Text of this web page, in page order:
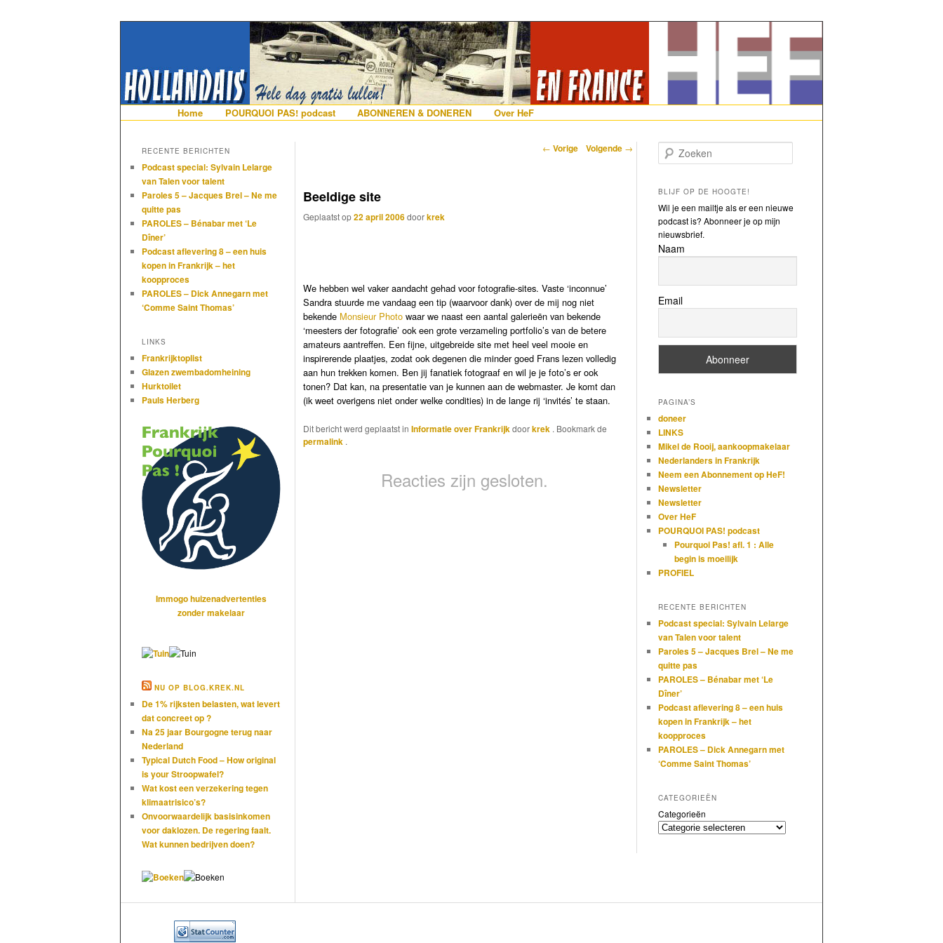
Hollandais en France
De gezelligste website voor Nederlanders die iets met Frankrijk hebben
Spring naar de primaire inhoud
Spring naar de secundaire inhoud
Home POURQUOI PAS! podcast ABONNEREN & DONEREN Over HeF
Berichtnavigatie
← Vorige Volgende →
Beeldige site
Geplaatst op22 april 2006doorkrek
We hebben wel vaker aandacht gehad voor fotografie-sites. Vaste ‘inconnue’
Sandra stuurde me vandaag een tip (waarvoor dank) over de mij nog niet
bekende Monsieur Photo waar we naast een aantal galerieën van bekende
‘meesters der fotografie’ ook een grote verzameling portfolio’s van de betere
amateurs aantreffen. Een fijne, uitgebreide site met heel veel mooie en
inspirerende plaatjes, zodat ook degenen die minder goed Frans lezen volledig
aan hun trekken komen. Ben jij fanatiek fotograaf en wil je je foto’s er ook
tonen? Dat kan, na presentatie van je kunnen aan de webmaster. Je komt dan
(ik weet overigens niet onder welke condities) in de lange rij ‘invités’ te staan.
Dit bericht werd geplaatst inInformatie over Frankrijkdoorkrek . Bookmark de
permalink .
Reacties zijn gesloten.
RECENTE BERICHTEN
Podcast special: Sylvain Lelarge
van Talen voor talent
Paroles 5 – Jacques Brel – Ne me
quitte pas
PAROLES – Bénabar met ‘Le
Dîner’
Podcast aflevering 8 – een huis
kopen in Frankrijk – het
koopproces
PAROLES – Dick Annegarn met
‘Comme Saint Thomas’
LINKS
Frankrijktoplist
Glazen zwembadomheining
Hurktoilet
Pauls Herberg
Immogo huizenadvertenties
zonder makelaar
NU OP BLOG.KREK.NL
De 1% rijksten belasten, wat levert
dat concreet op ?
Na 25 jaar Bourgogne terug naar
Nederland
Typical Dutch Food – How original
is your Stroopwafel?
Wat kost een verzekering tegen
klimaatrisico’s?
Onvoorwaardelijk basisinkomen
voor daklozen. De regering faalt.
Wat kunnen bedrijven doen?
Zoeken
BLIJF OP DE HOOGTE!
Wil je een mailtje als er een nieuwe
podcast is? Abonneer je op mijn
nieuwsbrief.
Naam
Email
PAGINA’S
doneer
LINKS
Mikel de Rooij, aankoopmakelaar
Nederlanders in Frankrijk
Neem een Abonnement op HeF!
Newsletter
Newsletter
Over HeF
POURQUOI PAS! podcast
Pourquoi Pas! afl. 1 : Alle
begin is moeilijk
PROFIEL
RECENTE BERICHTEN
Podcast special: Sylvain Lelarge
van Talen voor talent
Paroles 5 – Jacques Brel – Ne me
quitte pas
PAROLES – Bénabar met ‘Le
Dîner’
Podcast aflevering 8 – een huis
kopen in Frankrijk – het
koopproces
PAROLES – Dick Annegarn met
‘Comme Saint Thomas’
CATEGORIEËN
Categorieën